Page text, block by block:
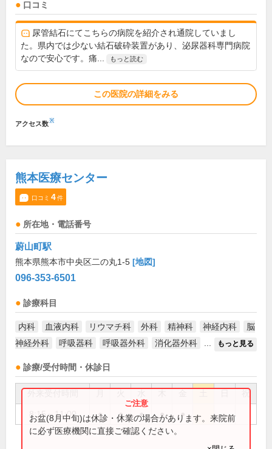
口コミ
尿管結石にてこちらの病院を紹介され通院していまし
た。県内では少ない結石破砕装置があり、泌尿器科専門病院
なので安心です。痛...
もっと読む
この医院の詳細をみる
アクセス数※
熊本医療センター
口コミ 4件
所在地・電話番号
蔚山町駅
熊本県熊本市中央区二の丸1-5 [地図]
096-353-6501
診療科目
内科 血液内科 リウマチ科 外科 精神科 神経内科
脳
神経外科
呼吸器科 呼吸器外科 消化器外科 もっと見る
診療/受付時間・休診日
祝
8:15～11:00 ● ● ● ● ●
お盆(8月中旬)は休診・休業の場合があります。来院前
に必ず医療機関に直接ご確認ください。